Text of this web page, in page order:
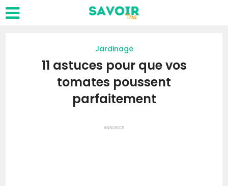
Jardinage
11 astuces pour que vos
tomates poussent
parfaitement
ANNONCE